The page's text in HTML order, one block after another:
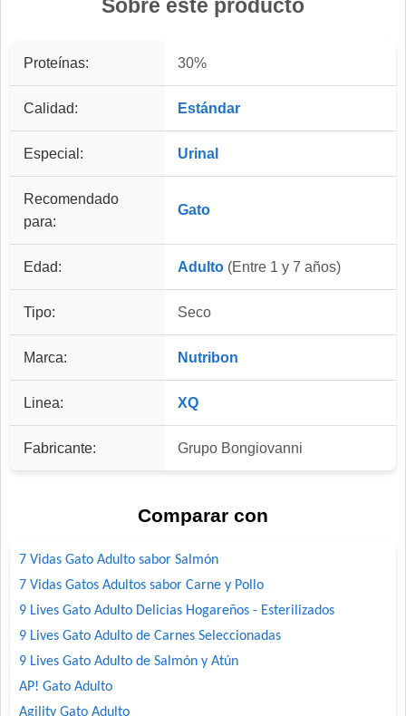
Sobre este producto
Proteínas: 30%
Calidad: Estándar
Especial: Urinal
Recomendado
para:
Gato
Edad: Adulto (Entre 1 y 7 años)
Tipo: Seco
Marca: Nutribon
Linea: XQ
Fabricante: Grupo Bongiovanni
Comparar con
7 Vidas Gato Adulto sabor Salmón
7 Vidas Gatos Adultos sabor Carne y Pollo
9 Lives Gato Adulto Delicias Hogareños - Esterilizados
9 Lives Gato Adulto de Carnes Seleccionadas
9 Lives Gato Adulto de Salmón y Atún
AP! Gato Adulto
Agility Gato Adulto